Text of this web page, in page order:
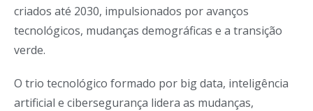
criados até 2030, impulsionados por avanços
tecnológicos, mudanças demográficas e a transição
verde.
O trio tecnológico formado por big data, inteligência
artificial e cibersegurança lidera as mudanças,